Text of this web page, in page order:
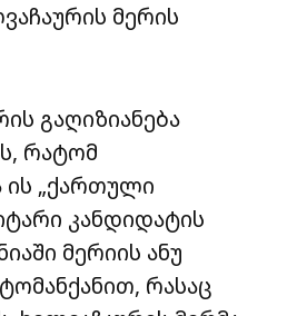
მერის
გაღიზიანება
რატომ
„ქართული
კანდიდატის
მერიის ანუ
რასაც